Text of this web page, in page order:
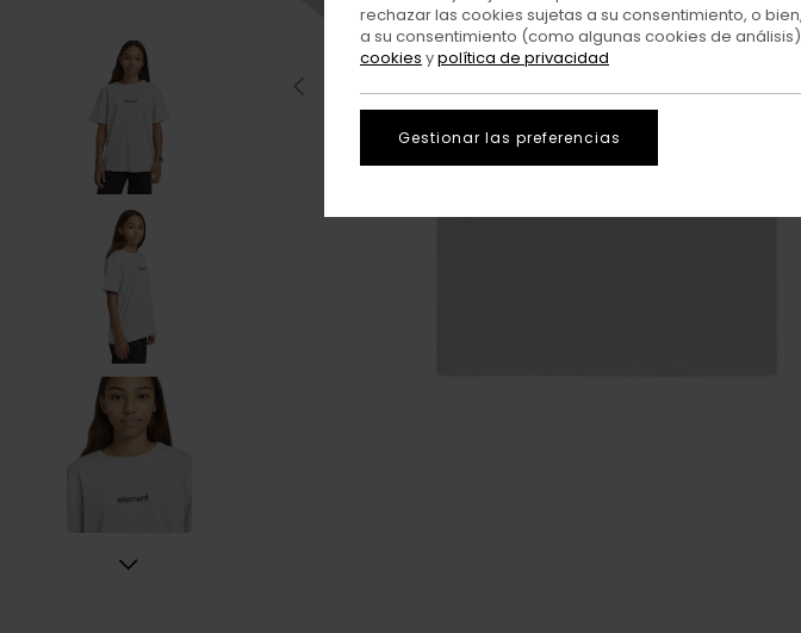
rechazar las cookies sujetas a su consentimiento, o
a su consentimiento (como algunas cookies de
cookies ypolítica de privacidad
Gestionar las preferencias